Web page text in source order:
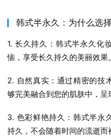
韩式半永久：为什么选
1. 长久持久：韩式半永久化
恼，享受长久持久的美丽效果。
2. 自然真实：通过精密的技
够完美融合到您的肌肤中，呈
3. 色彩鲜艳持久：韩式半永
持久，不会随着时间的流逝而